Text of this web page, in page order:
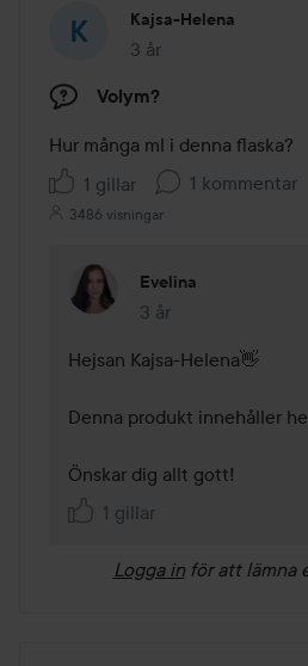
Kajsa-Helena
3 år
Inlägget skapades 3 år
Volym?
Hur många ml i denna flaska?
1 gillar
1 kommentar
3486 visningar
Evelina
3 år
Kommentaren lades
Hejsan Kajsa-Helena👋
Denna produkt innehåller
Önskar dig allt gott!
1 gillar
Logga in för att lämna